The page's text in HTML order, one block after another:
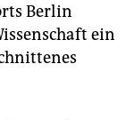
Berlin
ein